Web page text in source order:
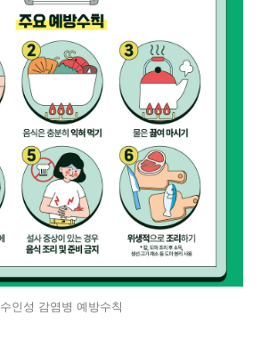
수인성 감염병 예방수칙